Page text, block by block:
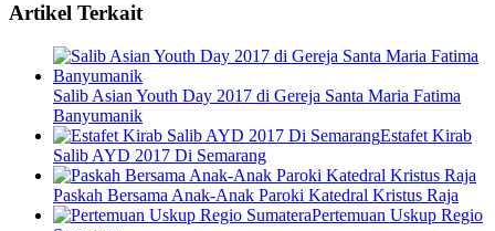
Artikel Terkait
Salib Asian Youth Day 2017 di Gereja Santa Maria Fatima
Banyumanik
Estafet Kirab
Salib AYD 2017 Di Semarang
Paskah Bersama Anak-Anak Paroki Katedral Kristus Raja
Pertemuan Uskup Regio